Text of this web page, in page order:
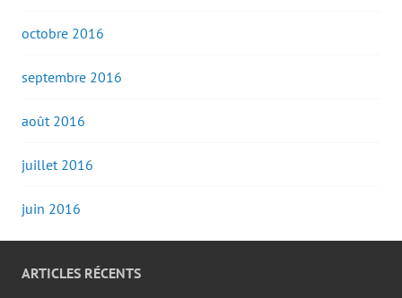
octobre 2016
septembre 2016
août 2016
juillet 2016
juin 2016
ARTICLES RÉCENTS